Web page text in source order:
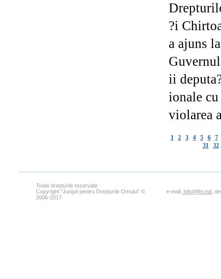
?i
a ajuns
ii
ionale
violarea
1 2 3 4 5 6
7
31
32
Toate drepturile rezervate
Copyright "Juriştii pentru Drepturile Omului" ©
2006-2017
e-mail: info@lhr.md,